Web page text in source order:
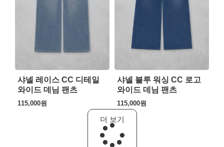
샤넬 레이스 CC 디테일
와이드 데님 팬츠
115,000원
샤넬 블루 워싱 CC 로고
와이드 데님 팬츠
115,000원
더 보기